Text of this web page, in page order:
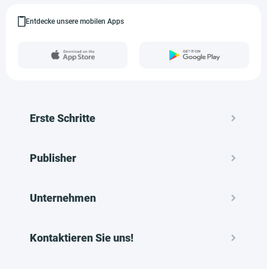
Entdecke unsere mobilen Apps
Erste Schritte
Publisher
Unternehmen
Kontaktieren Sie uns!